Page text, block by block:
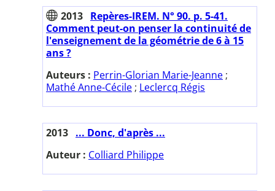
2013 Repères-IREM. N° 90. p. 5-41.
Comment peut-on penser la continuité de
l'enseignement de la géométrie de 6 à 15
ans ?
Auteurs : Perrin-Glorian Marie-Jeanne ;
Mathé Anne-Cécile ; Leclercq Régis
2013 ... Donc, d'après ...
Auteur : Colliard Philippe